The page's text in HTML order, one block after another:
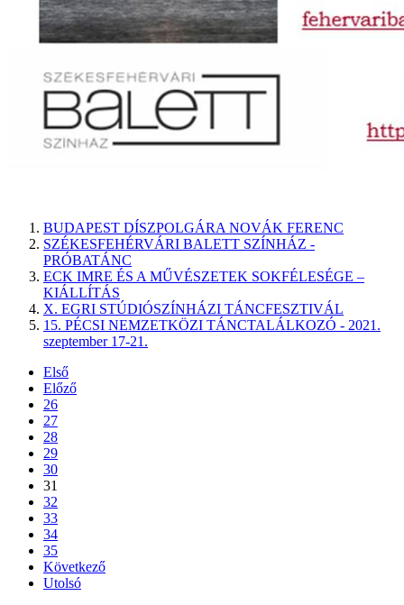
BUDAPEST DÍSZPOLGÁRA NOVÁK FERENC
SZÉKESFEHÉRVÁRI BALETT SZÍNHÁZ -
PRÓBATÁNC
ECK IMRE ÉS A MŰVÉSZETEK SOKFÉLESÉGE –
KIÁLLÍTÁS
X. EGRI STÚDIÓSZÍNHÁZI TÁNCFESZTIVÁL
15. PÉCSI NEMZETKÖZI TÁNCTALÁLKOZÓ - 2021.
szeptember 17-21.
Első
Előző
26
27
28
29
30
31
32
33
34
35
Következő
Utolsó